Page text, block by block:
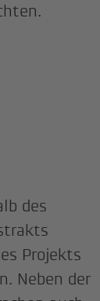
des
Projekts
Neben der